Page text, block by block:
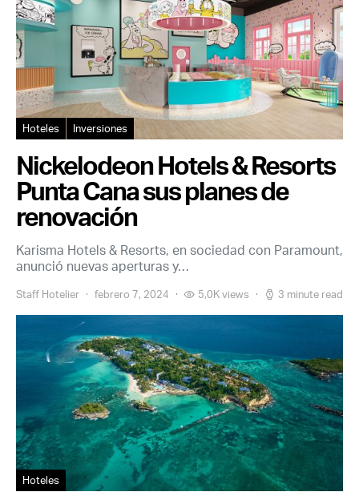
Hoteles Inversiones
Nickelodeon Hotels & Resorts
Punta Cana sus planes de
renovación
Karisma Hotels & Resorts, en sociedad con Paramount,
anunció nuevas aperturas y…
Staff Hotelier febrero 7, 2024 5,0K views 3 minute read
Hoteles